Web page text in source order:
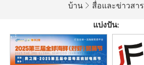
บ้าน สื่อและข่าวสาร
แบ่งปัน: